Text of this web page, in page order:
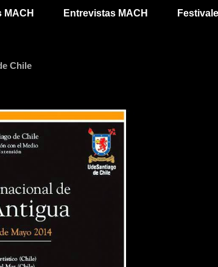
MACH Entrevistas MACH
Chile